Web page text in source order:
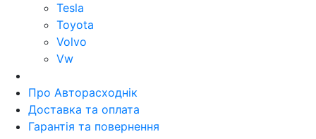
Tesla
Toyota
Volvo
Vw
Про Авторасходнік
Доставка та оплата
Гарантія та повернення